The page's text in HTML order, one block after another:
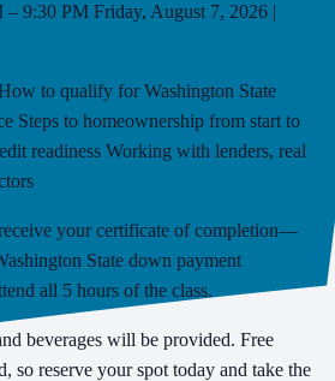
– 9:30 PM Friday, August 7, 2026 |
to qualify for Washington State
Steps to homeownership from start to
readiness Working with lenders, real
your certificate of completion—
State down payment
all 5 hours of the class.
beverages will be provided. Free
so reserve your spot today and take the